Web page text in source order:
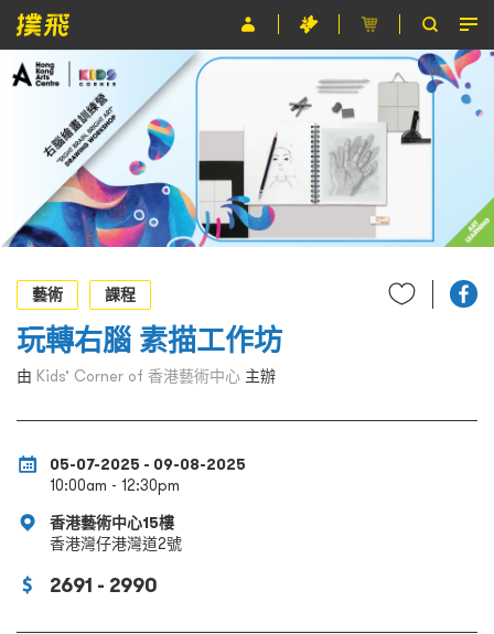
節目
主辦單位
關於撲飛
條款及細則
EN
藝術
課程
玩轉右腦 素描工作坊
由 Kids’ Corner of 香港藝術中心 主辦
05-07-2025 - 09-08-2025
10:00am - 12:30pm
香港藝術中心15樓
香港灣仔港灣道2號
2691 - 2990